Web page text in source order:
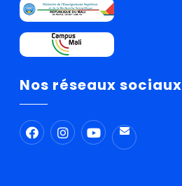
Nos réseaux sociaux